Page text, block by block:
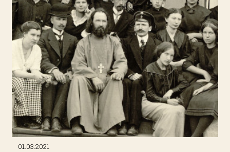
01.03.2021